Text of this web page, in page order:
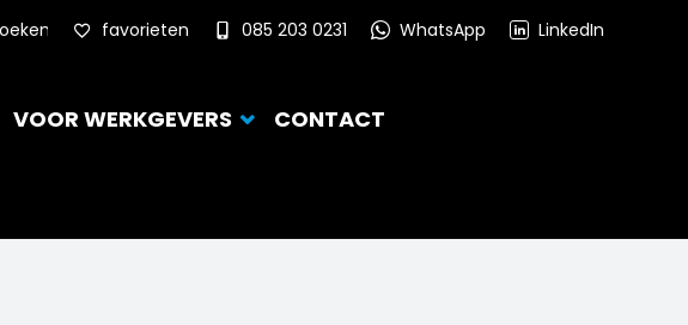
favorieten 085 203 0231 WhatsApp LinkedIn
VOOR WERKGEVERS CONTACT